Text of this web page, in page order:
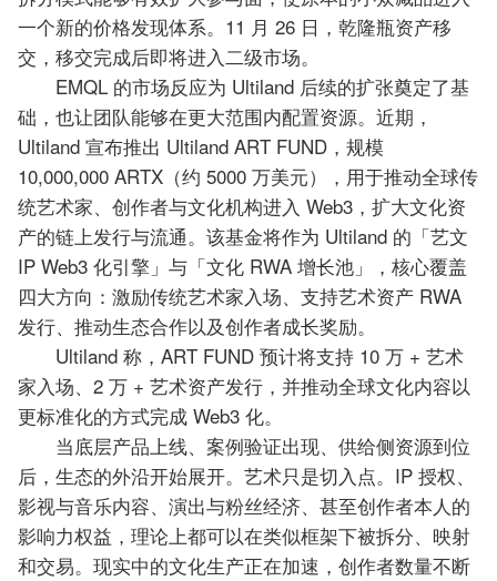
一个新的价格发现体系。11 月 26 日，乾隆瓶资产移
交，移交完成后即将进入二级市场。
EMQL 的市场反应为 Ultiland 后续的扩张奠定了基
础，也让团队能够在更大范围内配置资源。近期，
Ultiland 宣布推出 Ultiland ART FUND，规模
10,000,000 ARTX（约 5000 万美元），用于推动全球传
统艺术家、创作者与文化机构进入 Web3，扩大文化资
产的链上发行与流通。该基金将作为 Ultiland 的「艺文
IP Web3 化引擎」与「文化 RWA 增长池」，核心覆盖
四大方向：激励传统艺术家入场、支持艺术资产 RWA
发行、推动生态合作以及创作者成长奖励。
Ultiland 称，ART FUND 预计将支持 10 万 + 艺术
家入场、2 万 + 艺术资产发行，并推动全球文化内容以
更标准化的方式完成 Web3 化。
当底层产品上线、案例验证出现、供给侧资源到位
后，生态的外沿开始展开。艺术只是切入点。IP 授权、
影视与音乐内容、演出与粉丝经济、甚至创作者本人的
影响力权益，理论上都可以在类似框架下被拆分、映射
和交易。现实中的文化生产正在加速，创作者数量不断